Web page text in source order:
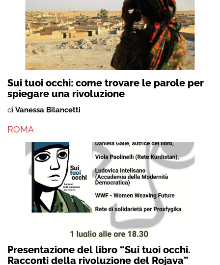
Sui tuoi occhi: come trovare le parole per
spiegare una rivoluzione
di Vanessa Bilancetti
ROMA
Presentazione del libro “Sui tuoi occhi.
Racconti della rivoluzione del Rojava”